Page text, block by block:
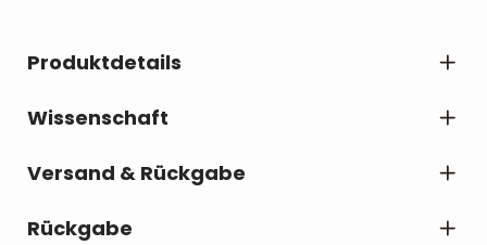
Produktdetails
Shilajit Shockwave ist ein kraftvolles All-in-One-Elixier,
das entwickelt wurde, um Ihre Spitzenleistung und Ihr
Fokus, nachhaltige Energie und eine ruhige Resilienz –
Wissenschaft
Shilajit Shockwave ist sorgfältig mit einer
starken Mischung aus wissenschaftlich
fundierten Inhaltsstoffen formuliert, die jeweils
Versand & Rückgabe
Alle Bestellungen aus den
Australien
Rückgabe